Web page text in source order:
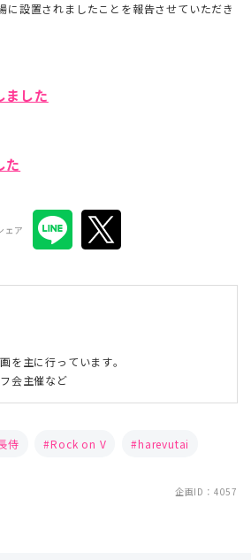
に設置されましたことを報告させていただき
ました
た
ェア
を主に行っています。
会主催など
侍 Rock on V harevutai
企画ID：4057